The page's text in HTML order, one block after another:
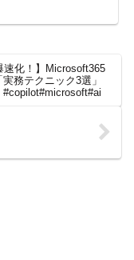
速化！】Microsoft365
務テクニック3選」
#copilot#microsoft#ai